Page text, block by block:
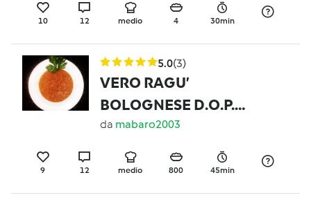
10 12 medio 4 30min
5.0(3)
VERO RAGU’
BOLOGNESE D.O.P.
versione Bimby
da mabaro2003
9 12 medio 800 45min